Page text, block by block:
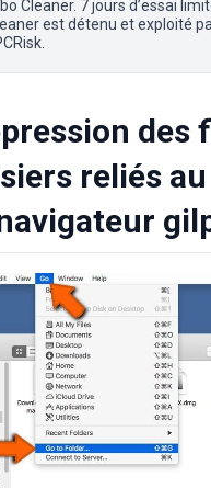
Cleaner. 7 jours d’essai
est détenu et exploité
des
reliés